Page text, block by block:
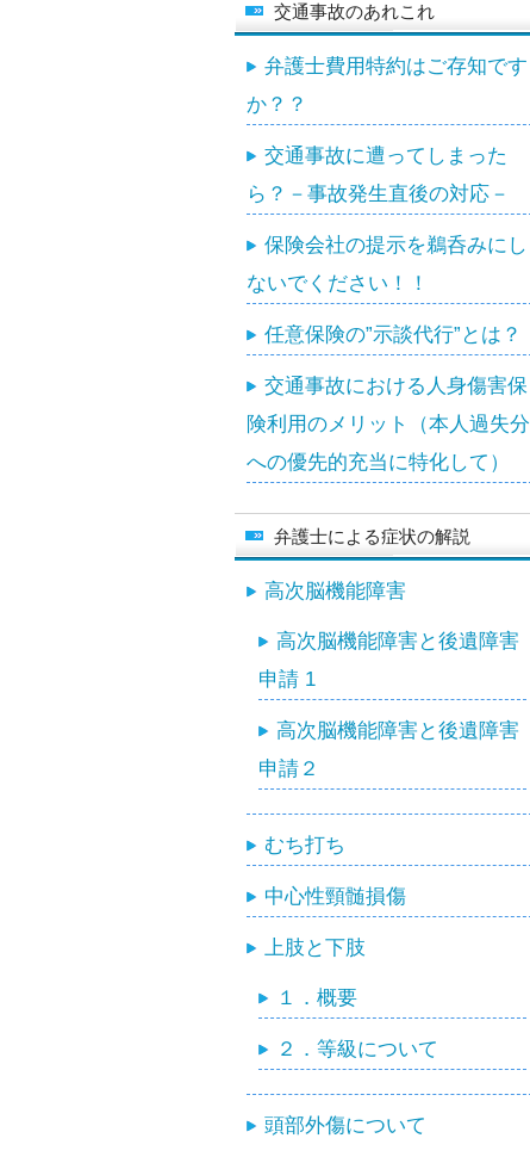
交通事故のあれこれ
弁護士費用特約はご存知です
か？？
交通事故に遭ってしまった
ら？－事故発生直後の対応－
保険会社の提示を鵜呑みにし
ないでください！！
任意保険の”示談代行”とは？
交通事故における人身傷害保
険利用のメリット（本人過失分
への優先的充当に特化して）
弁護士による症状の解説
高次脳機能障害
高次脳機能障害と後遺障害
申請 1
高次脳機能障害と後遺障害
申請２
むち打ち
中心性頸髄損傷
上肢と下肢
１．概要
２．等級について
頭部外傷について